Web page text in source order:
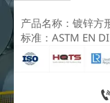
产品名称：镀锌方
标准：ASTM EN
